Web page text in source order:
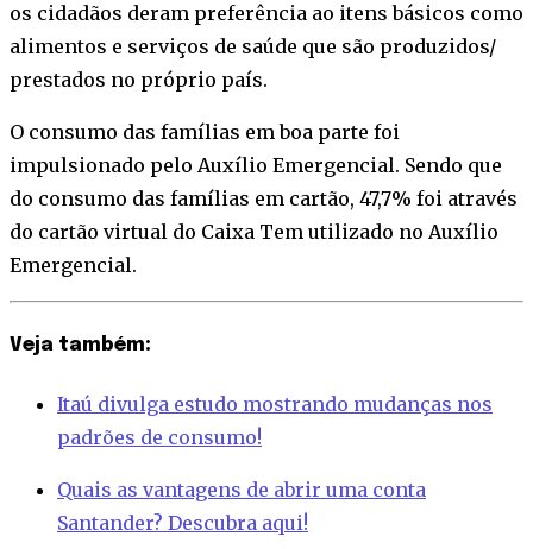
os cidadãos deram preferência ao itens básicos como
alimentos e serviços de saúde que são produzidos/
prestados no próprio país.
O consumo das famílias em boa parte foi
impulsionado pelo Auxílio Emergencial. Sendo que
do consumo das famílias em cartão, 47,7% foi através
do cartão virtual do Caixa Tem utilizado no Auxílio
Emergencial.
Veja também:
Itaú divulga estudo mostrando mudanças nos
padrões de consumo!
Quais as vantagens de abrir uma conta
Santander? Descubra aqui!